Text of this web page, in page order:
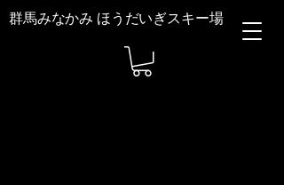
群馬みなかみ ほうだいぎスキー場